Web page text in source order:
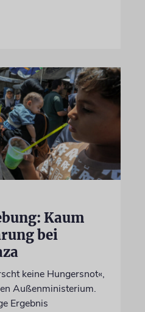
Kaum
bei
keine Hungersnot«,
Außenministerium.
Ergebnis